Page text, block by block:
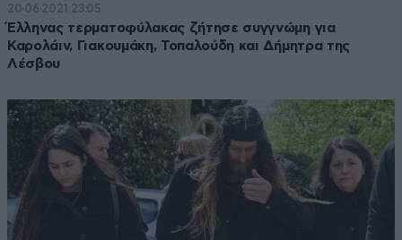
20·06·2021 23:05
Έλληνας τερματοφύλακας ζήτησε συγγνώμη για
Καρολάιν, Γιακουμάκη, Τοπαλούδη και Δήμητρα της
Λέσβου